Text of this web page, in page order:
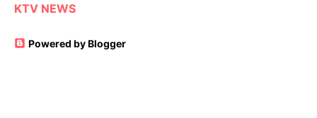
KTV NEWS
Powered by Blogger